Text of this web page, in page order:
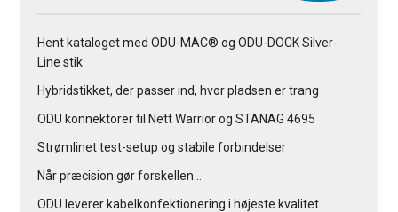
Hent kataloget med ODU-MAC® og ODU-DOCK Silver-
Line stik
Hybridstikket, der passer ind, hvor pladsen er trang
ODU konnektorer til Nett Warrior og STANAG 4695
Strømlinet test-setup og stabile forbindelser
Når præcision gør forskellen…
ODU leverer kabelkonfektionering i højeste kvalitet